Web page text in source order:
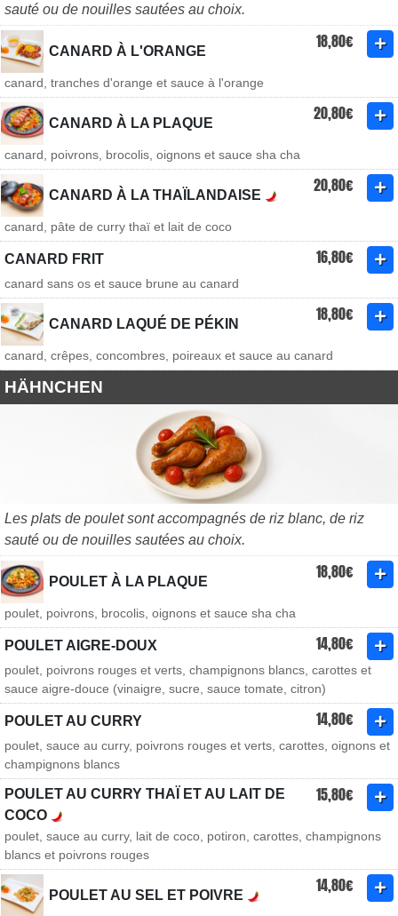
sauté ou de nouilles sautées au choix.
CANARD À L'ORANGE 18,80€
canard, tranches d'orange et sauce à l'orange
CANARD À LA PLAQUE 20,80€
canard, poivrons, brocolis, oignons et sauce sha cha
CANARD À LA THAÏLANDAISE 20,80€
canard, pâte de curry thaï et lait de coco
CANARD FRIT 16,80€
canard sans os et sauce brune au canard
CANARD LAQUÉ DE PÉKIN 18,80€
canard, crêpes, concombres, poireaux et sauce au canard
HÄHNCHEN
Les plats de poulet sont accompagnés de riz blanc, de riz
sauté ou de nouilles sautées au choix.
POULET À LA PLAQUE 18,80€
poulet, poivrons, brocolis, oignons et sauce sha cha
POULET AIGRE-DOUX 14,80€
poulet, poivrons rouges et verts, champignons blancs, carottes et
sauce aigre-douce (vinaigre, sucre, sauce tomate, citron)
POULET AU CURRY 14,80€
poulet, sauce au curry, poivrons rouges et verts, carottes, oignons et
champignons blancs
POULET AU CURRY THAÏ ET AU LAIT DE
COCO
15,80€
poulet, sauce au curry, lait de coco, potiron, carottes, champignons
blancs et poivrons rouges
POULET AU SEL ET POIVRE 14,80€